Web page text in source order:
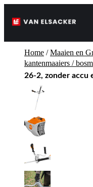
Home /Maaien en
kantenmaaiers /
26-2, zonder accu